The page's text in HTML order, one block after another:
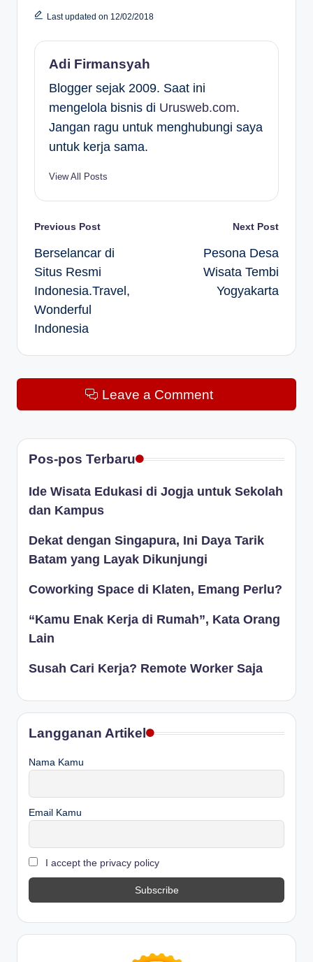
Last updated on 12/02/2018
Adi Firmansyah
Blogger sejak 2009. Saat ini
mengelola bisnis di Urusweb.com.
Jangan ragu untuk menghubungi saya
untuk kerja sama.
View All Posts
Post
navigation
Previous Post
Berselancar di
Situs Resmi
Indonesia.Travel,
Wonderful
Indonesia
Next Post
Pesona Desa
Wisata Tembi
Yogyakarta
Leave a Comment
Pos-pos Terbaru
Ide Wisata Edukasi di Jogja untuk Sekolah
dan Kampus
Dekat dengan Singapura, Ini Daya Tarik
Batam yang Layak Dikunjungi
Coworking Space di Klaten, Emang Perlu?
“Kamu Enak Kerja di Rumah”, Kata Orang
Lain
Susah Cari Kerja? Remote Worker Saja
Langganan Artikel
Nama Kamu
Email Kamu
I accept the privacy policy